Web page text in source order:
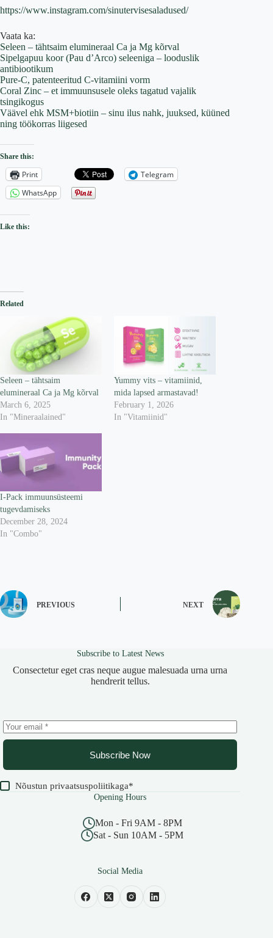
https://www.instagram.com/sinutervisesaladused/
Vaata ka:
Seleen – tähtsaim elumineraal Ca ja Mg kõrval
Sipelgapuu koor (Pau d’Arco) seleeniga – looduslik
antibiootikum
Pure-C, patenteeritud C-vitamiini vorm
Coral Zinc – et immuunsusele oleks tagatud vajalik
tsingikogus
Väävel ehk MSM+biotiin – sinu ilus nahk, juuksed, küüned
ning töökorras liigesed
Share this:
Print
Telegram
WhatsApp
Like this:
Related
Seleen – tähtsaim
elumineraal Ca ja Mg kõrval
March 6, 2025
In "Mineraalained"
Yummy vits – vitamiinid,
mida lapsed armastavad!
February 1, 2026
In "Vitamiinid"
I-Pack immuunsüsteemi
tugevdamiseks
December 28, 2024
In "Combo"
PREVIOUS NEXT
Subscribe to Latest News
Consectetur eget cras neque augue malesuada urna urna
hendrerit tellus.
Subscribe Now
Nõustunprivaatsuspoliitikaga*
Opening Hours
Mon - Fri 9AM - 8PM
Sat - Sun 10AM - 5PM
Social Media